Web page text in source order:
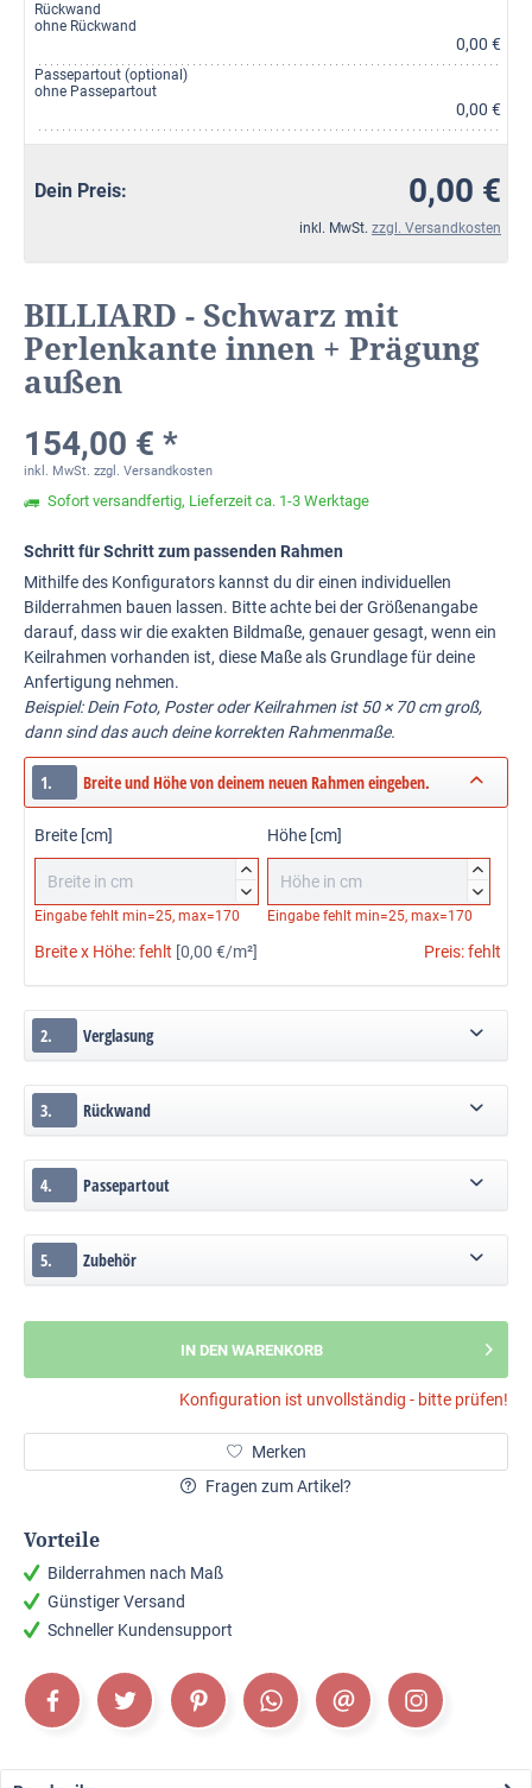
Rückwand
ohne Rückwand
0,00 €
Passepartout (optional)
ohne Passepartout
0,00 €
Dein Preis: 0,00 €
inkl. MwSt. zzgl. Versandkosten
BILLIARD - Schwarz mit
Perlenkante innen + Prägung
außen
154,00 € *
inkl. MwSt. zzgl. Versandkosten
Sofort versandfertig, Lieferzeit ca. 1-3 Werktage
Schritt für Schritt zum passenden Rahmen
Mithilfe des Konfigurators kannst du dir einen individuellen
Bilderrahmen bauen lassen. Bitte achte bei der Größenangabe
darauf, dass wir die exakten Bildmaße, genauer gesagt, wenn ein
Keilrahmen vorhanden ist, diese Maße als Grundlage für deine
Anfertigung nehmen.
Beispiel: Dein Foto, Poster oder Keilrahmen ist 50 × 70 cm groß,
dann sind das auch deine korrekten Rahmenmaße.
1. Breite und Höhe von deinem neuen Rahmen eingeben.
Breite [cm]


Höhe [cm]


Eingabe fehlt min=25, max=170 Eingabe fehlt min=25, max=170
Breite x Höhe:fehlt [0,00 €/m²] Preis:fehlt
2. Verglasung
3. Rückwand
4. Passepartout
5. Zubehör
IN DEN WARENKORB
Konfiguration ist unvollständig - bitte prüfen!
Merken
Fragen zum Artikel?
Vorteile
Bilderrahmen nach Maß
Günstiger Versand
Schneller Kundensupport